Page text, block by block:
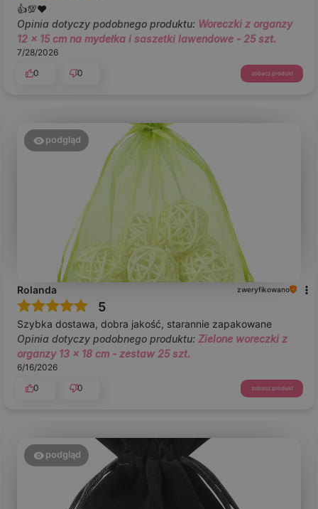
👍️💯❤️
Opinia dotyczy podobnego produktu: Woreczki z organzy
12 x 15 cm na mydełka i saszetki lawendowe - 25 szt.
7/28/2026
0
0 zobacz produkt
podgląd
Rolanda zweryfikowano
5
Szybka dostawa, dobra jakość, starannie zapakowane
Opinia dotyczy podobnego produktu: Zielone woreczki z
organzy 13 x 18 cm - zestaw 25 szt.
6/16/2026
0
0 zobacz produkt
podgląd